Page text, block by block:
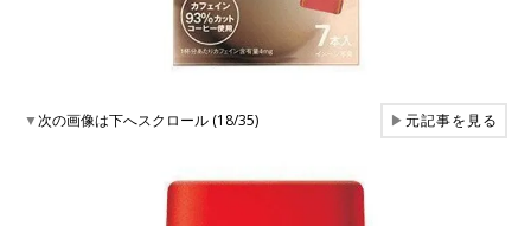
▼次の画像は下へスクロール (18/35) ▶元記事を見る